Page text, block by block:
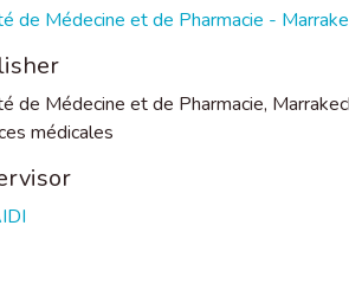
de Médecine et de Pharmacie -
de Médecine et de Pharmacie,
médicales